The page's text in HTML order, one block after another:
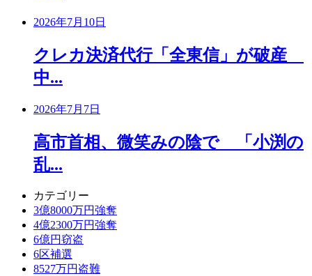
2026年7月10日
クレカ決済代行「全東信」が破産
中...
2026年7月7日
高市首相、微笑みの陰で 「小渕の
乱...
カテゴリー
3億8000万円強奪
4億2300万円強奪
6億円窃盗
6区補選
8527万円盗難